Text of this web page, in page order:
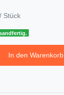
Stück
In den Warenkorb